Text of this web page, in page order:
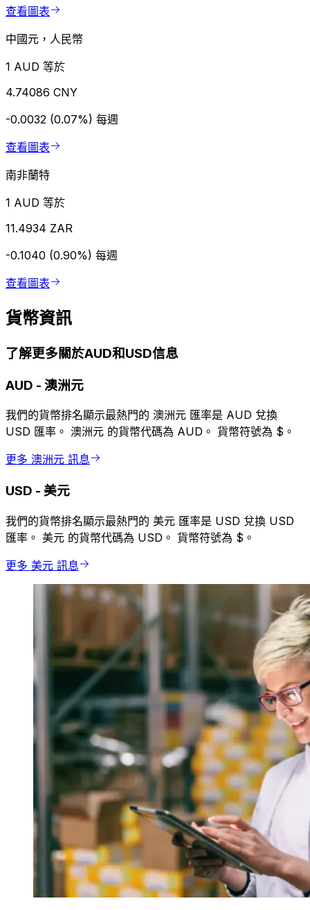
查看圖表
中國元，人民幣
1 AUD 等於
4.74086 CNY
-0.0032 (0.07%) 每週
查看圖表
南非蘭特
1 AUD 等於
11.4934 ZAR
-0.1040 (0.90%) 每週
查看圖表
貨幣資訊
了解更多關於AUD和USD信息
AUD - 澳洲元
我們的貨幣排名顯示最熱門的 澳洲元 匯率是 AUD 兌換
USD 匯率。 澳洲元 的貨幣代碼為 AUD。 貨幣符號為 $。
更多 澳洲元 訊息
USD - 美元
我們的貨幣排名顯示最熱門的 美元 匯率是 USD 兌換 USD
匯率。 美元 的貨幣代碼為 USD。 貨幣符號為 $。
更多 美元 訊息